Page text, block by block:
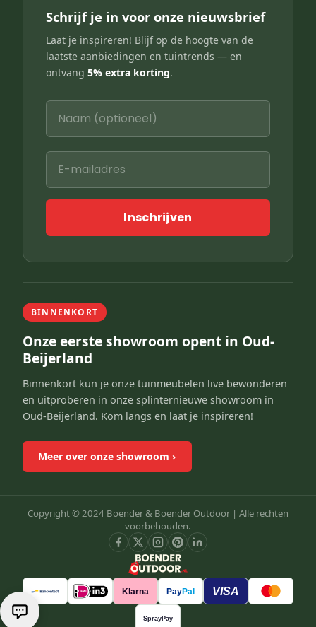
Schrijf je in voor onze nieuwsbrief
Laat je inspireren! Blijf op de hoogte van de
laatste aanbiedingen en tuintrends — en
ontvang 5% extra korting.
Inschrijven
BINNENKORT
Onze eerste showroom opent in Oud-
Beijerland
Binnenkort kun je onze tuinmeubelen live bewonderen
en uitproberen in onze splinternieuwe showroom in
Oud-Beijerland. Kom langs en laat je inspireren!
Meer over onze showroom ›
Copyright © 2024 Boender & Boender Outdoor | Alle rechten
voorbehouden.
Klarna PayPal VISA
SprayPay